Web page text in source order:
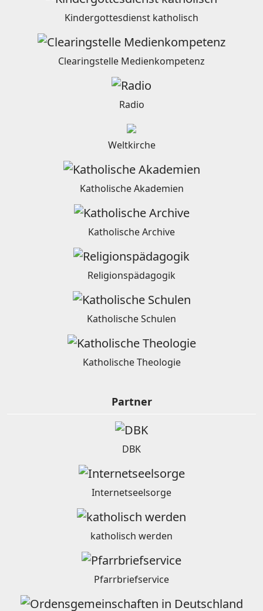
Kindergottesdienst katholisch
Clearingstelle Medienkompetenz
Radio
Weltkirche
Katholische Akademien
Katholische Archive
Religionspädagogik
Katholische Schulen
Katholische Theologie
Partner
DBK
Internetseelsorge
katholisch werden
Pfarrbriefservice